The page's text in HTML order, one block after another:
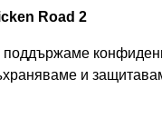
Road 2
и